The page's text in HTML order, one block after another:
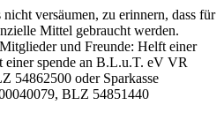
versäumen, zu erinnern, dass für
Mittel gebraucht werden.
und Freunde: Helft einer
spende an B.L.u.T. eV VR
54862500 oder Sparkasse
BLZ 54851440